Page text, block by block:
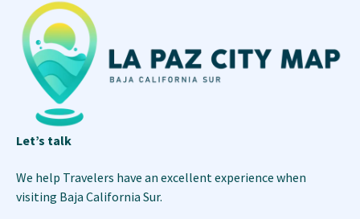
Let’s talk
We help Travelers have an excellent experience when
visiting Baja California Sur.